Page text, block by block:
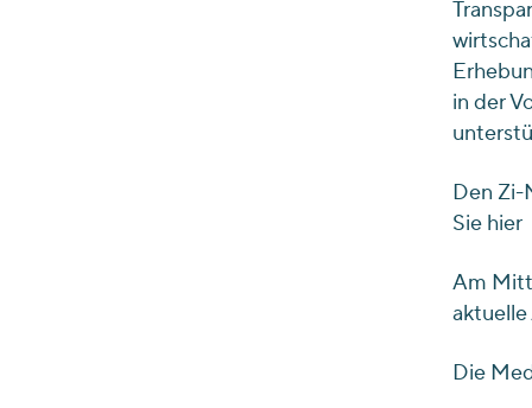
in der
Den Zi-
Sie hier
Am
aktuelle
Die